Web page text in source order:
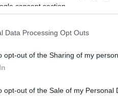
consent section.
Data Processing Opt Outs
opt-out of the Sharing of my
opt-out of the Sale of my Personal